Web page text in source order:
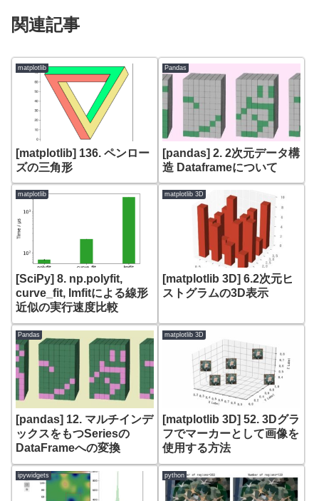
関連記事
matplotlib
[matplotlib] 136. ペンロー
ズの三角形
Pandas
[pandas] 2. 2次元データ構
造 Dataframeについて
matplotlib
[SciPy] 8. np.polyfit,
curve_fit, lmfitによる線形
近似の実行速度比較
matplotlib 3D
[matplotlib 3D] 6.2次元ヒ
ストグラムの3D表示
Pandas
[pandas] 12. マルチインデ
ックスをもつSeriesの
DataFrameへの変換
matplotlib 3D
[matplotlib 3D] 52. 3Dグラ
フでマーカーとして画像を
使用する方法
ipywidgets python